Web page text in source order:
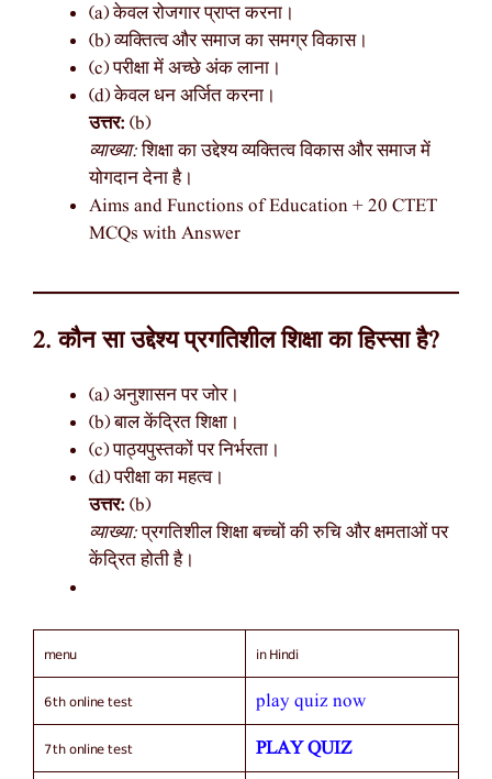
(a) केवल रोजगार प्राप्त करना।
(b) व्यक्तित्व और समाज का समग्र विकास।
(c) परीक्षा में अच्छे अंक लाना।
(d) केवल धन अर्जित करना।
उत्तर: (b)
व्याख्या:शिक्षा का उद्देश्य व्यक्तित्व विकास और समाज में
योगदान देना है।
Aims and Functions of Education + 20 CTET
MCQs with Answer
2. कौन सा उद्देश्य प्रगतिशील शिक्षा का हिस्सा है?
(a) अनुशासन पर जोर।
(b) बाल केंद्रित शिक्षा।
(c) पाठ्यपुस्तकों पर निर्भरता।
(d) परीक्षा का महत्व।
उत्तर: (b)
व्याख्या:प्रगतिशील शिक्षा बच्चों की रुचि और क्षमताओं पर
केंद्रित होती है।
menu
in Hindi
6th online test
play quiz now
7th online test PLAY QUIZ